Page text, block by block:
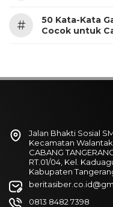
#
50 Kata-Kata
Cocok untuk
Jalan Bhakti Sosial
Kecamatan
CABANG
RT.01/04, Kel.
Kabupaten
0813 8482 7398